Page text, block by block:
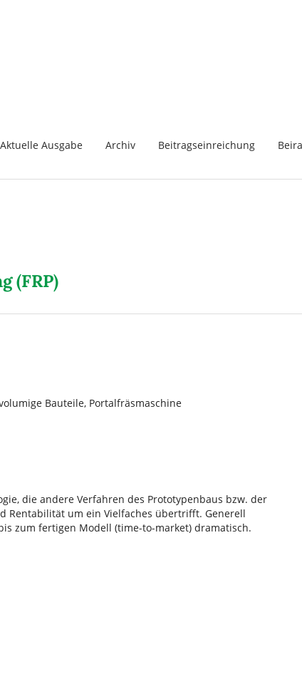
Aktuelle Ausgabe Archiv Beitragseinreichung
(FRP)
Bauteile, Portalfräsmaschine
die andere Verfahren des Prototypenbaus bzw. der
Rentabilität um ein Vielfaches übertrifft. Generell
zum fertigen Modell (time-to-market) dramatisch.